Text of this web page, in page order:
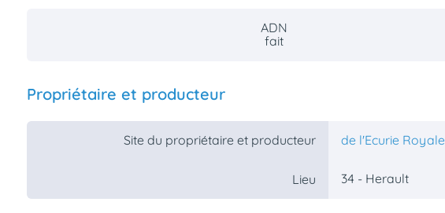
ADN
fait
Propriétaire et producteur
Site du propriétaire et producteur de l'Ecurie Royale
Lieu 34 - Herault